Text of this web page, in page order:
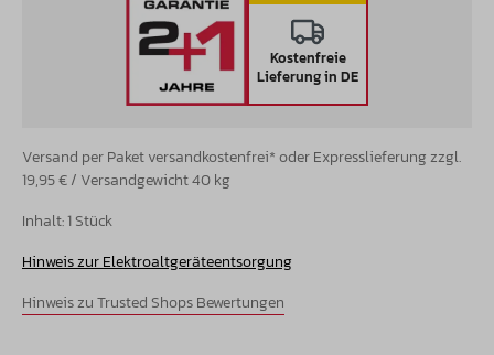
Kostenfreie
Lieferung in DE
Versand per Paket versandkostenfrei* oder Expresslieferung zzgl.
19,95 € / Versandgewicht 40 kg
Inhalt:1 Stück
Hinweis zur Elektroaltgeräteentsorgung
Hinweis zu Trusted Shops Bewertungen